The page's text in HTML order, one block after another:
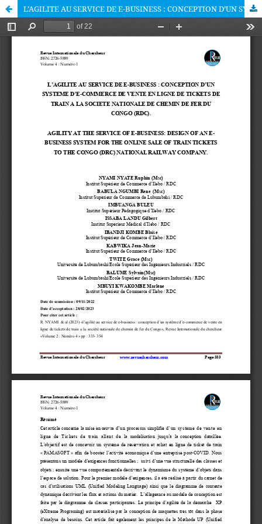
L’AGILITE AU SERVICE DE E-BUSINESS : CONCEPTION D’UN SYSTEME D’E-COMMERCE DE VENTE EN LIGNE DE TICKETS DE TRAIN A LA SOCIETE NATIONALE DE CHEMIN DE FER DU CONGO (RDC)